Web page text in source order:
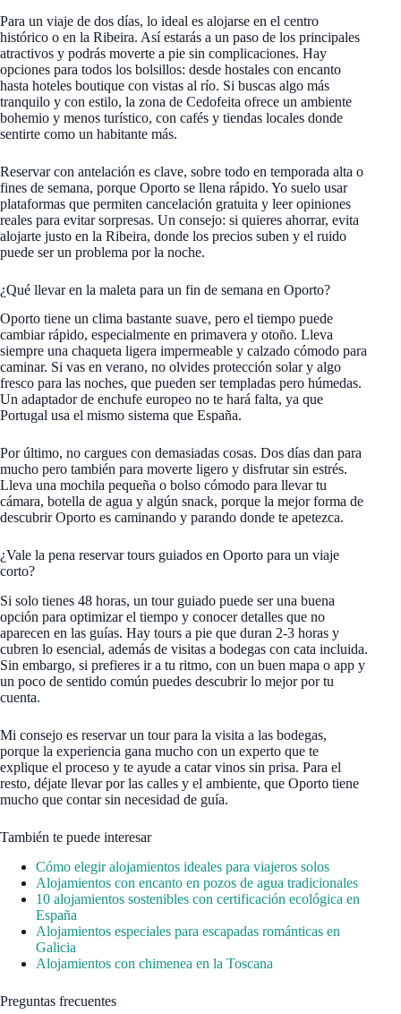
Para un viaje de dos días, lo ideal es alojarse en el centro
histórico o en la Ribeira. Así estarás a un paso de los principales
atractivos y podrás moverte a pie sin complicaciones. Hay
opciones para todos los bolsillos: desde hostales con encanto
hasta hoteles boutique con vistas al río. Si buscas algo más
tranquilo y con estilo, la zona de Cedofeita ofrece un ambiente
bohemio y menos turístico, con cafés y tiendas locales donde
sentirte como un habitante más.
Reservar con antelación es clave, sobre todo en temporada alta o
fines de semana, porque Oporto se llena rápido. Yo suelo usar
plataformas que permiten cancelación gratuita y leer opiniones
reales para evitar sorpresas. Un consejo: si quieres ahorrar, evita
alojarte justo en la Ribeira, donde los precios suben y el ruido
puede ser un problema por la noche.
¿Qué llevar en la maleta para un fin de semana en Oporto?
Oporto tiene un clima bastante suave, pero el tiempo puede
cambiar rápido, especialmente en primavera y otoño. Lleva
siempre una chaqueta ligera impermeable y calzado cómodo para
caminar. Si vas en verano, no olvides protección solar y algo
fresco para las noches, que pueden ser templadas pero húmedas.
Un adaptador de enchufe europeo no te hará falta, ya que
Portugal usa el mismo sistema que España.
Por último, no cargues con demasiadas cosas. Dos días dan para
mucho pero también para moverte ligero y disfrutar sin estrés.
Lleva una mochila pequeña o bolso cómodo para llevar tu
cámara, botella de agua y algún snack, porque la mejor forma de
descubrir Oporto es caminando y parando donde te apetezca.
¿Vale la pena reservar tours guiados en Oporto para un viaje
corto?
Si solo tienes 48 horas, un tour guiado puede ser una buena
opción para optimizar el tiempo y conocer detalles que no
aparecen en las guías. Hay tours a pie que duran 2-3 horas y
cubren lo esencial, además de visitas a bodegas con cata incluida.
Sin embargo, si prefieres ir a tu ritmo, con un buen mapa o app y
un poco de sentido común puedes descubrir lo mejor por tu
cuenta.
Mi consejo es reservar un tour para la visita a las bodegas,
porque la experiencia gana mucho con un experto que te
explique el proceso y te ayude a catar vinos sin prisa. Para el
resto, déjate llevar por las calles y el ambiente, que Oporto tiene
mucho que contar sin necesidad de guía.
También te puede interesar
Cómo elegir alojamientos ideales para viajeros solos
Alojamientos con encanto en pozos de agua tradicionales
10 alojamientos sostenibles con certificación ecológica en
España
Alojamientos especiales para escapadas románticas en
Galicia
Alojamientos con chimenea en la Toscana
Preguntas frecuentes